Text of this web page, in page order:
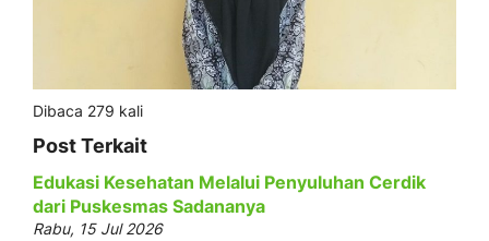
Dibaca 279 kali
Post Terkait
Edukasi Kesehatan Melalui Penyuluhan Cerdik
dari Puskesmas Sadananya
Rabu, 15 Jul 2026